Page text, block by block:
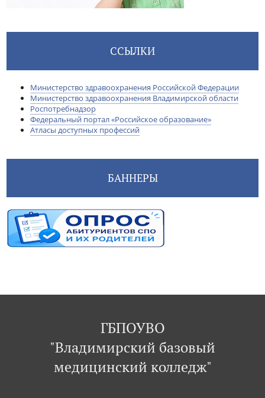
ССЫЛКИ
Министерство здравоохранения Российской Федерации
Министерство здравоохранения Владимирской области
Роспотребнадзор
Федеральный портал «Российское образование»
Атласы доступных профессий
БАННЕРЫ
ГБПОУВО
"Владимирский базовый
медицинский колледж"